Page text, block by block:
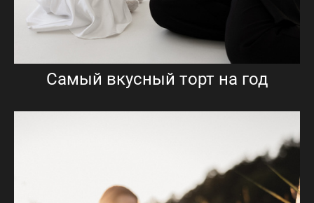
Самый вкусный торт на год